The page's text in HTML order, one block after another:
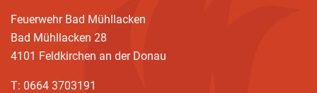
Feuerwehr Bad Mühllacken
Bad Mühllacken 28
4101 Feldkirchen an der Donau
T: 0664 3703191